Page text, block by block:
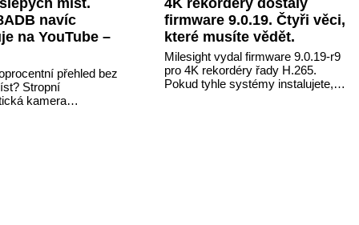
míst.
navíc
na YouTube –
přehled bez
Stropní
kamera
4K rekordéry dostaly
firmware 9.0.19. Čtyři věci,
které musíte vědět.
Milesight vydal firmware 9.0.19-r9
pro 4K rekordéry řady H.265.
Pokud tyhle systémy instalujete,